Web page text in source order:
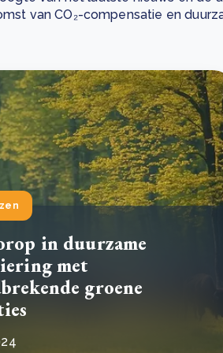
transformerende stap voor
Lees
van CO₂-compensatie en
in duurzame
met
groene